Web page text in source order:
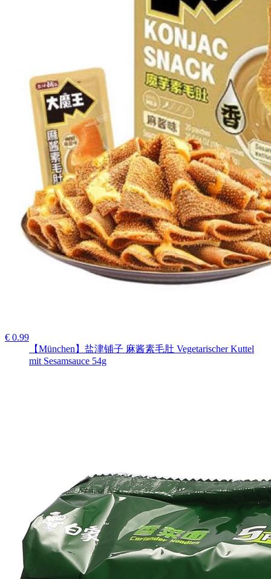
€ 0.99
【München】盐津铺子 麻酱素毛肚 Vegetarischer Kuttel
mit Sesamsauce 54g